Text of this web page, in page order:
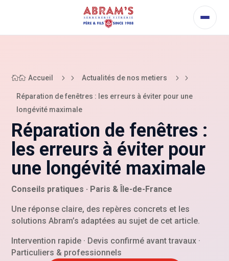
 Accueil 5 Actualités de nos metiers 5
Réparation de fenêtres : les erreurs à éviter pour une
longévité maximale
Réparation de fenêtres :
les erreurs à éviter pour
une longévité maximale
Conseils pratiques · Paris & Île-de-France
Une réponse claire, des repères concrets et les
solutions Abram’s adaptées au sujet de cet article.
Intervention rapide · Devis confirmé avant travaux ·
Particuliers & professionnels